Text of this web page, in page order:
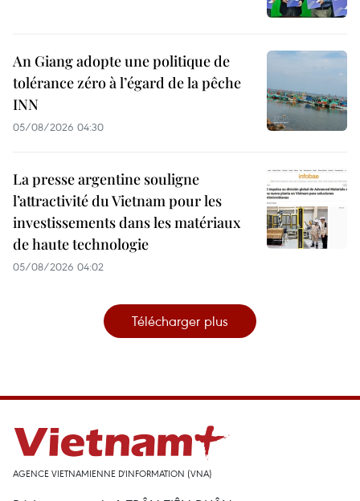
An Giang adopte une politique de
tolérance zéro à l’égard de la pêche
INN
05/08/2026 04:30
La presse argentine souligne
l’attractivité du Vietnam pour les
investissements dans les matériaux
de haute technologie
05/08/2026 04:02
Télécharger plus
AGENCE VIETNAMIENNE D'INFORMATION (VNA)